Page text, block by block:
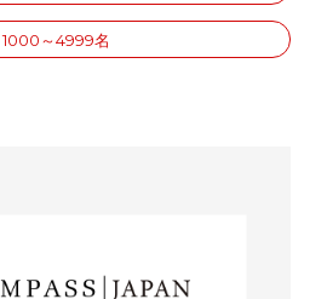
1000～4999名